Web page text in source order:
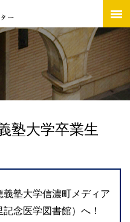
塾大学卒業生
義塾大学信濃町メディア
念医学図書館）へ！